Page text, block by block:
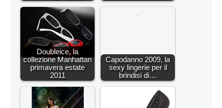
Doubleice, la
collezione Manhattan
primavera estate
2011
Capodanno 2009, la
sexy lingerie per il
brindisi di…